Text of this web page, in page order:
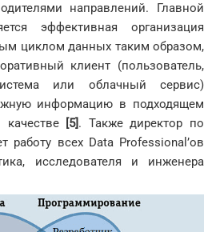
направлений. Главной
эффективная организация
циклом данных таким образом,
клиент (пользователь,
или облачный сервис)
информацию в подходящем
[5]. Также директор по
работу всех Data Professional’ов
исследователя и инженера